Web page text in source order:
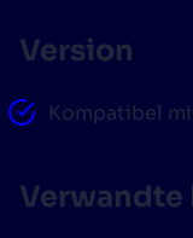
Version
Kompatibel